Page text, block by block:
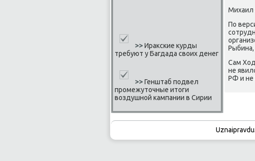
>>Иракские курды
требуют у Багдада своих денег
>>Генштаб подвел
промежуточные итоги
воздушной кампании в Сирии
Михаил
По
Сам
не
РФ и не